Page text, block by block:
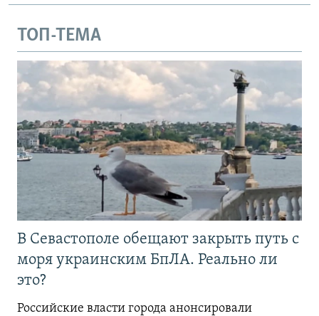
ТОП-ТЕМА
В Севастополе обещают закрыть путь с
моря украинским БпЛА. Реально ли
это?
Российские власти города анонсировали